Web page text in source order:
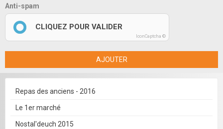
Anti-spam
CLIQUEZ POUR VALIDER
IconCaptcha ©
AJOUTER
Repas des anciens - 2016
Le 1er marché
Nostal'deuch 2015